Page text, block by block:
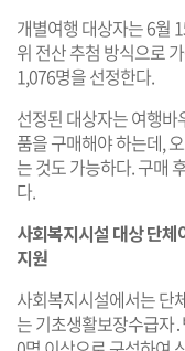
개별여행 대상자는 6월
위 전산 추첨 방식으로
1,076명을 선정한다.
선정된 대상자는 여행바
품을 구매해야 하는데,
는 것도 가능하다. 구매
다.
사회복지시설 대상 단
지원
사회복지시설에서는 단
는 기초생활보장수급자